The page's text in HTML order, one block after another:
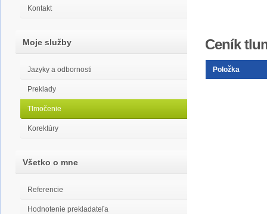
Kontakt
Moje služby
Jazyky a odbornosti
Preklady
Tlmočenie
Korektúry
Všetko o mne
Referencie
Hodnotenie prekladateľa
Ceník
Položka